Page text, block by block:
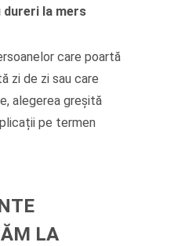
la mers
care poartă
zi de zi sau care
alegerea greșită
pe termen
LA